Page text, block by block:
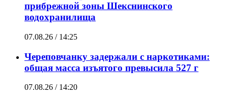
прибрежной зоны Шекснинского
водохранилища
07.08.26 / 14:25
Череповчанку задержали с наркотиками:
общая масса изъятого превысила 527 г
07.08.26 / 14:20